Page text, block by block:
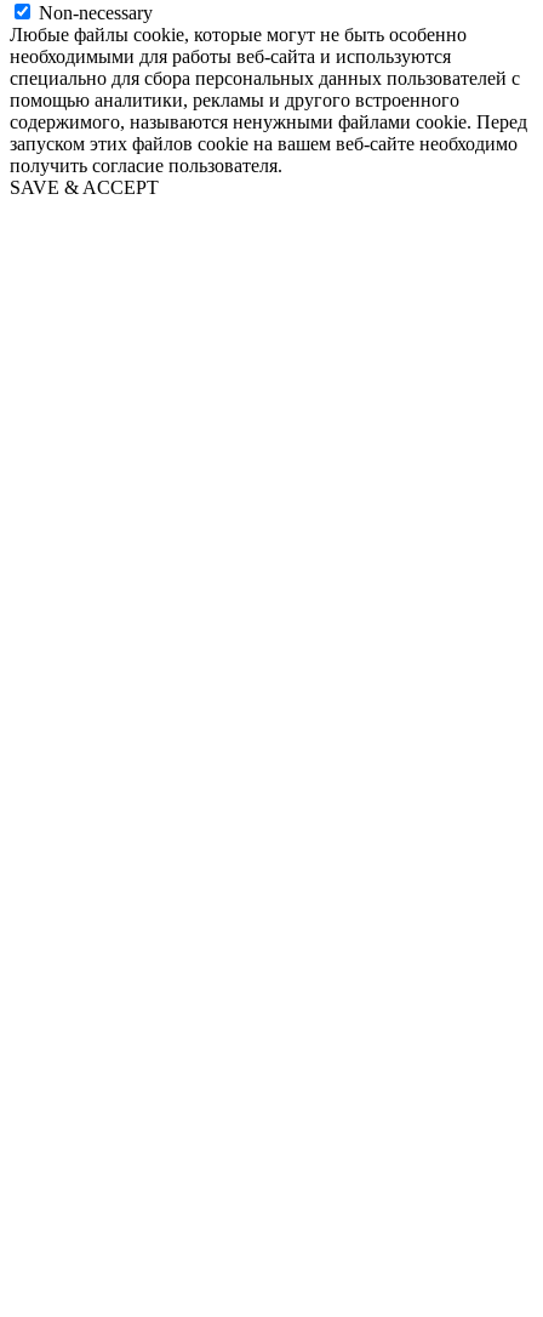
Non-necessary
Любые файлы cookie, которые могут не быть особенно
необходимыми для работы веб-сайта и используются
специально для сбора персональных данных пользователей с
помощью аналитики, рекламы и другого встроенного
содержимого, называются ненужными файлами cookie. Перед
запуском этих файлов cookie на вашем веб-сайте необходимо
получить согласие пользователя.
SAVE & ACCEPT